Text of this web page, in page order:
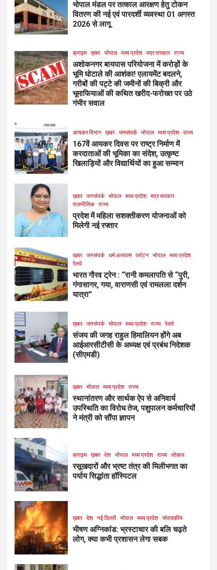
भोपाल मंडल पर तत्काल आरक्षण हेतु टोकन
वितरण की नई एवं पारदर्शी व्यवस्था 01 अगस्त
2026 से लागू
क्राइम ख़बर भोपाल मध्य प्रदेश मप्र सरकार राज्य
अशोकनगर बायपास परियोजना में करोड़ों के
भूमि घोटाले की आशंका! एलायमेंट बदलने,
गरीबों की पट्टे की जमीनों की बिक्री और
भूमाफियाओं की कथित खरीद-फरोख्त पर उठे
गंभीर सवाल
आयकर विभाग ख़बर जनसंपर्क भोपाल मध्य प्रदेश राज्य
167वें आयकर दिवस पर राष्ट्र निर्माण में
करदाताओं की भूमिका का संदेश, उत्कृष्ट
खिलाड़ियों और विद्यार्थियों का हुआ सम्मान
ख़बर जनसंपर्क भोपाल मध्य प्रदेश मप्र सरकार
राजनीतिक राज्य
प्रदेश में महिला सशक्तीकरण योजनाओं को
मिलेगी नई रफ्तार
ख़बर जनसंपर्क धर्म अध्यात्म पर्यटन भोपाल मध्य प्रदेश
रेलवे
भारत गौरव ट्रेन : “रानी कमलापति से “पुरी,
गंगासागर, गया, वाराणसी एवं रामलला दर्शन
यात्रा”
ख़बर जनसंपर्क भोपाल मध्य प्रदेश राज्य रेलवे
संजय की जगह राहुल हिमालियन होंगे अब
आईआरसीटीसी के अध्यक्ष एवं प्रबंध निदेशक
(सीएमडी)
ख़बर भोपाल मध्य प्रदेश राज्य
स्थानांतरण और सार्थक ऐप से अनिवार्य
उपस्थिति का विरोध तेज, पशुपालन कर्मचारियों
ने मंत्री को सौंपा ज्ञापन
क्राइम ख़बर देश भोपाल मध्य प्रदेश राज्य लोकल
रसूखदारों और भ्रष्ट तंत्र की मिलीभगत का
पर्याय सिद्धांता हॉस्पिटल
ख़बर देश नई दिल्ली भोपाल मध्य प्रदेश संपादकीय
भीषण अग्निकांड: भ्रस्टाचार की बलि चढ़ते
लोग, क्या कभी प्रशासन लेगा सबक